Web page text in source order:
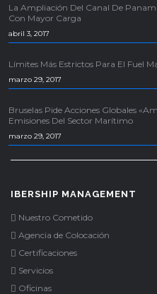
La Ampliación Del Canal De
Con Mayor Carga
abril 3, 2017
Límites Más Estrictos Para El Fuel
marzo 29, 2017
Bruselas Pide Acciones Globales
Emisiones Del Sector Marítimo
marzo 29, 2017
IBERSHIP MANAGEMENT
Nuestro Cometido
Agencia de Colocación
Certificaciones
Servicios
Oficinas